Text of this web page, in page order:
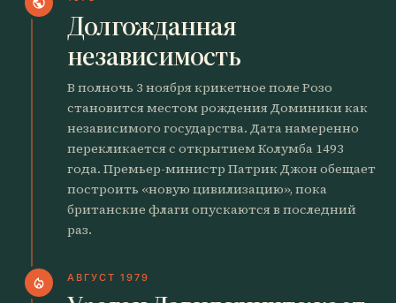
Долгожданная
независимость
В полночь 3 ноября крикетное поле Розо
становится местом рождения Доминики как
независимого государства. Дата намеренно
перекликается с открытием Колумба 1493
года. Премьер-министр Патрик Джон обещает
построить «новую цивилизацию», пока
британские флаги опускаются в последний
раз.
local_fire_department АВГУСТ 1979